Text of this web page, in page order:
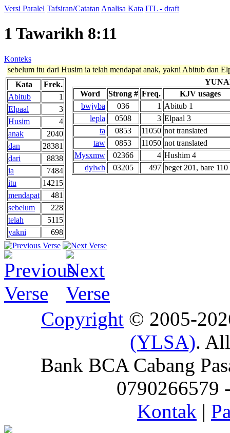
Versi Paralel Tafsiran/Catatan Analisa Kata ITL - draft
1 Tawarikh 8:11
Konteks
sebelum itu dari Husim ia telah mendapat anak, yakni Abitub dan
Kata
Frek.
Abitub
1
Elpaal
3
Husim
4
anak
2040
dan
28381
dari
8838
ia
7484
itu
14215
mendapat
481
sebelum
228
telah
5115
yakni
698
Word
Strong # Freq.
KJV usages
bwjyba
036 1 Abitub 1
lepla
0508 3 Elpaal 3
ta
0853 11050 not translated
taw
0853 11050 not translated
Mysxmw
02366 4 Hushim 4
dylwh
03205 497 beget 201, bare 110
Copyright © 2005-
(YLSA).
Bank BCA Cabang
0790266579
Kontak |